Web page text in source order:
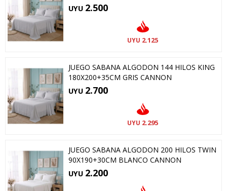
UYU 2.500
UYU 2.125
JUEGO SABANA ALGODON 144 HILOS KING
180X200+35CM GRIS CANNON
UYU 2.700
UYU 2.295
JUEGO SABANA ALGODON 200 HILOS TWIN
90X190+30CM BLANCO CANNON
UYU 2.200